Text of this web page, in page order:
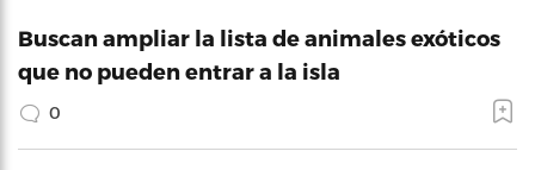
Buscan ampliar la lista de animales exóticos
que no pueden entrar a la isla
0